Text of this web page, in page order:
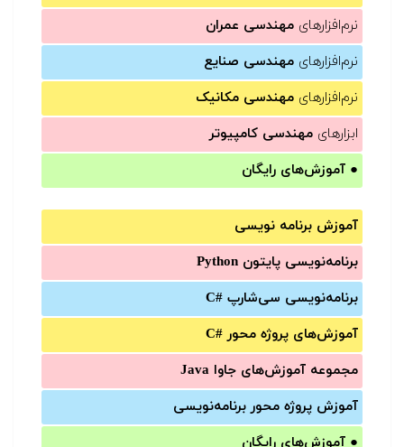
نرم‌افزارهای مهندسی عمران
نرم‌افزارهای مهندسی صنایع
نرم‌افزارهای مهندسی مکانیک
ابزارهای مهندسی کامپیوتر
● آموزش‌های رایگان
آموزش برنامه نویسی
برنامه‌نویسی پایتون Python
برنامه‌‌نویسی سی‌شارپ C#‎
آموزش‌های پروژه محور #C
مجموعه آموزش‌های جاوا Java
آموزش‌ پروژه محور برنامه‌نویسی
● آموزش‌های رایگان